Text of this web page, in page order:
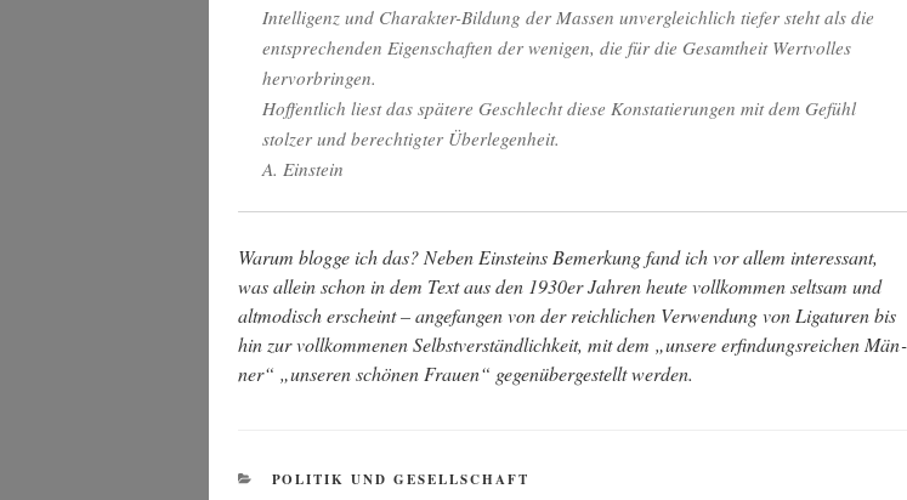
Intel­li­genz und Cha­rak­ter-Bil­dung der Mas­sen unver­gleich­lich tie­fer steht als die
ent­spre­chen­den Eigen­schaf­ten der weni­gen, die für die Gesamt­heit Wert­vol­les
hervorbringen.
Hof­fent­lich liest das spä­te­re Geschlecht die­se Kon­sta­tie­run­gen mit dem Gefühl
stol­zer und berech­tig­ter Überlegenheit.
A. Einstein
War­um blog­ge ich das? Neben Ein­steins Bemer­kung fand ich vor allem inter­es­sant,
was allein schon in dem Text aus den 1930er Jah­ren heu­te voll­kom­men selt­sam und
alt­mo­disch erscheint – ange­fan­gen von der reich­li­chen Ver­wen­dung von Liga­tu­ren bis
hin zur voll­kom­me­nen Selbst­ver­ständ­lich­keit, mit dem „unse­re erfin­dungs­rei­chen Män­
ner“ „unse­ren schö­nen Frau­en“ gegen­über­ge­stellt werden.
KATEGORIEN
POLITIK UND GESELLSCHAFT